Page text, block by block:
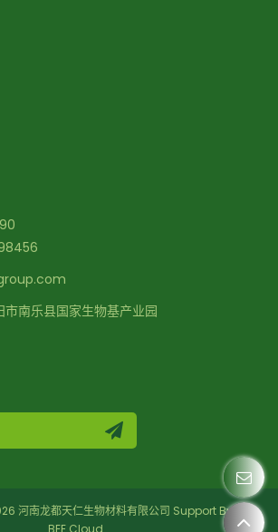
市南乐县国家生物基产业园
河南龙都天仁生物材料有限公司 Support By